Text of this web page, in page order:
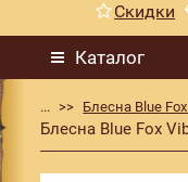
Скидки
Каталог
... Блесна Blue
Блесна Blue Fox